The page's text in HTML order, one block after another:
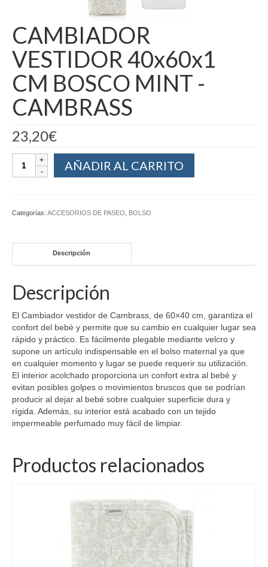
CAMBIADOR
VESTIDOR 40x60x1
CM BOSCO MINT -
CAMBRASS
23,20€
AÑADIR AL CARRITO
Categorías: ACCESORIOS DE PASEO BOLSO
Descripción
Descripción
El Cambiador vestidor de Cambrass, de 60×40 cm, garantiza el
confort del bebé y permite que su cambio en cualquier lugar sea
rápido y práctico. Es fácilmente plegable mediante velcro y
supone un artículo indispensable en el bolso maternal ya que
en cualquier momento y lugar se puede requerir su utilización.
El interior acolchado proporciona un confort extra al bebé y
evitan posibles golpes o movimientos bruscos que se podrían
producir al dejar al bebé sobre cualquier superficie dura y
rígida. Además, su interior está acabado con un tejido
impermeable perfumado muy fácil de limpiar.
Productos relacionados